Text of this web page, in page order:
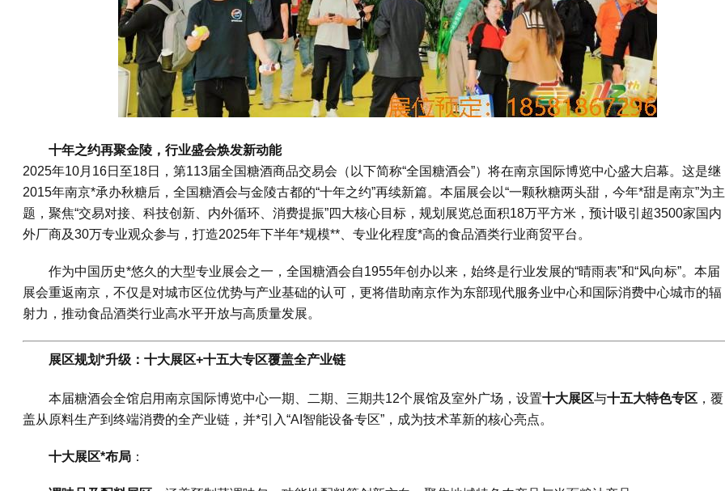
十年之约再聚金陵，行业盛会焕发新动能
2025年10月16日至18日，第113届全国糖酒商品交易会（以下简称“全国糖酒会”）将在南京国际博览中心盛大启幕。这是继
2015年南京*承办秋糖后，全国糖酒会与金陵古都的“十年之约”再续新篇。本届展会以“一颗秋糖两头甜，今年*甜是南京”为主
题，聚焦“交易对接、科技创新、内外循环、消费提振”四大核心目标，规划展览总面积18万平方米，预计吸引超3500家国内
外厂商及30万专业观众参与，打造2025年下半年*规模**、专业化程度*高的食品酒类行业商贸平台。
作为中国历史*悠久的大型专业展会之一，全国糖酒会自1955年创办以来，始终是行业发展的“晴雨表”和“风向标”。本届
展会重返南京，不仅是对城市区位优势与产业基础的认可，更将借助南京作为东部现代服务业中心和国际消费中心城市的辐
射力，推动食品酒类行业高水平开放与高质量发展。
展区规划*升级：十大展区+十五大专区覆盖全产业链
本届糖酒会全馆启用南京国际博览中心一期、二期、三期共12个展馆及室外广场，设置十大展区与十五大特色专区 ，覆
盖从原料生产到终端消费的全产业链，并*引入“AI智能设备专区”，成为技术革新的核心亮点。
十大展区*布局 ：